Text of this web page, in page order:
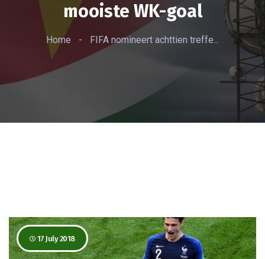
mooiste WK-goal
Home - FIFA nomineert achttien treffe...
17 July 2018